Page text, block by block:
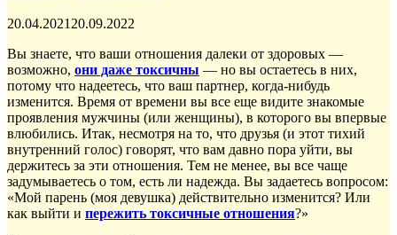
Опубликовано
20.04.2021 20.09.2022
Вы знаете, что ваши отношения далеки от здоровых —
возможно, они даже токсичны — но вы остаетесь в них,
потому что надеетесь, что ваш партнер, когда-нибудь
изменится. Время от времени вы все еще видите знакомые
проявления мужчины (или женщины), в которого вы впервые
влюбились. Итак, несмотря на то, что друзья (и этот тихий
внутренний голос) говорят, что вам давно пора уйти, вы
держитесь за эти отношения. Тем не менее, вы все чаще
задумываетесь о том, есть ли надежда. Вы задаетесь вопросом:
«Мой парень (моя девушка) действительно изменится? Или
как выйти и пережить токсичные отношения?»